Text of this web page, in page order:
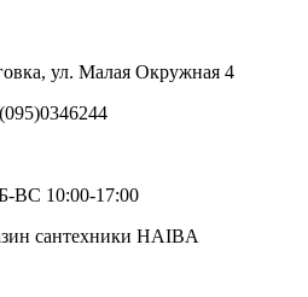
ул. Малая Окружная 4
ВС 10:00-17:00
сантехники HAIBA